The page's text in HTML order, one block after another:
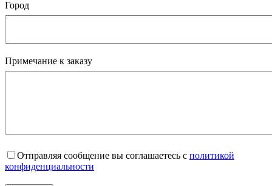
Город
Примечание к заказу
Отправляя сообщение вы соглашаетесь с политикой
конфиденциальности